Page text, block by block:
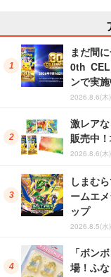
まだ間
0th
ンで実
2026.8.6(木
激レア
販売中
2026.8.6(木
しまむ
ームエ
ップ
2026.8.5(水
「ボン
場！ふ